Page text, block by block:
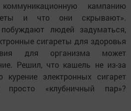
кампанию
и что они скрывают».
людей задуматься,
сигареты для здоровья
для организма может
Решил, что кашель не из-за
курение электронных сигарет
«клубничный пар»?